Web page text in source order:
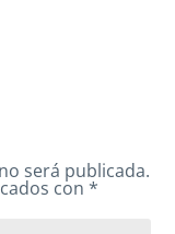
será publicada.
con*